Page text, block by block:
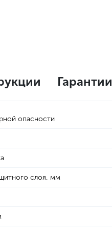
Гарантии
опасности
слоя, мм